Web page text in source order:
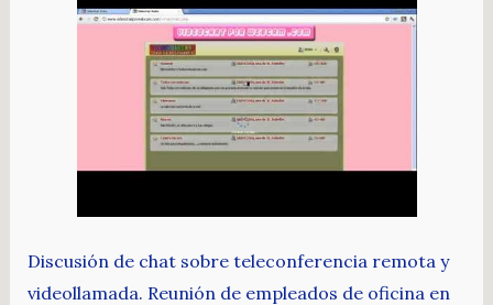
Discusión de chat sobre teleconferencia remota y
videollamada. Reunión de empleados de oficina en